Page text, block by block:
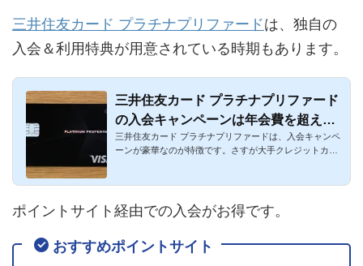
三井住友カード プラチナプリファードは、独自の
入会＆利用特典が用意されている時期もあります。
三井住友カード プラチナプリファード
の入会キャンペーンは年会費を超えて
お得！
三井住友カード プラチナプリファードは、入会キャンペ
ーンが豪華なのが特徴です。さすが大手クレジットカー
ポイントサイト経由での入会がお得です。
おすすめポイントサイト